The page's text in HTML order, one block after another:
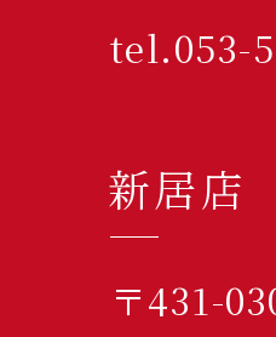
tel.053-
新居店
〒431-